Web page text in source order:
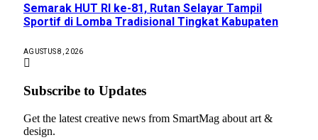
Semarak HUT RI ke-81, Rutan Selayar Tampil
Sportif di Lomba Tradisional Tingkat Kabupaten
AGUSTUS 8, 2026
Subscribe to Updates
Get the latest creative news from SmartMag about art &
design.